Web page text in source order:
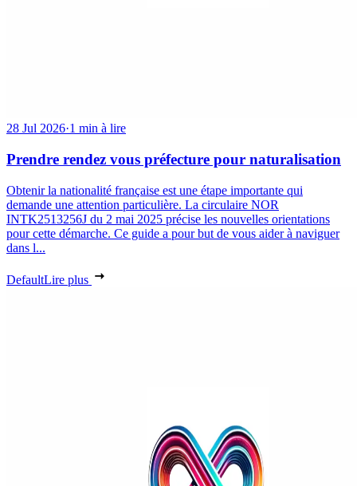
28 Jul 2026·1 min à lire
Prendre rendez vous préfecture pour naturalisation
Obtenir la nationalité française est une étape importante qui
demande une attention particulière. La circulaire NOR
INTK2513256J du 2 mai 2025 précise les nouvelles orientations
pour cette démarche. Ce guide a pour but de vous aider à naviguer
dans l...
DefaultLire plus